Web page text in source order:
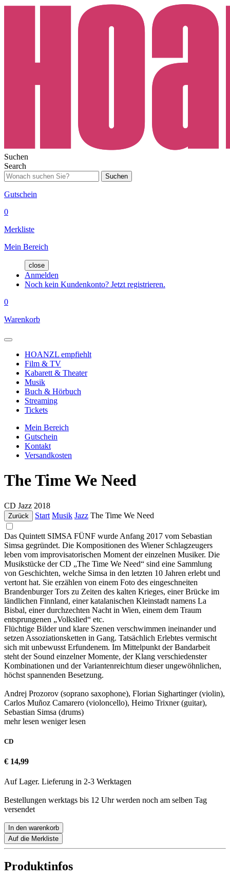
Suchen
Search
Suchen
Gutschein
0
Merkliste
Mein Bereich
close
Anmelden
Noch kein Kundenkonto? Jetzt registrieren.
0
Warenkorb
HOANZL empfiehlt
Film & TV
Kabarett & Theater
Musik
Buch & Hörbuch
Streaming
Tickets
Mein Bereich
Gutschein
Kontakt
Versandkosten
The Time We Need
CD Jazz 2018
Zurück Start Musik Jazz The Time We Need
Das Quintett SIMSA FÜNF wurde Anfang 2017 vom Sebastian
Simsa gegründet. Die Kompositionen des Wiener Schlagzeugers
leben vom improvisatorischen Moment der einzelnen Musiker. Die
Musikstücke der CD „The Time We Need“ sind eine Sammlung
von Geschichten, welche Simsa in den letzten 10 Jahren erlebt und
vertont hat. Sie erzählen von einem Foto des eingeschneiten
Brandenburger Tors zu Zeiten des kalten Krieges, einer Brücke im
ländlichen Finnland, einer katalanischen Kleinstadt namens La
Bisbal, einer durchzechten Nacht in Wien, einem dem Traum
entsprungenen „Volkslied“ etc.
Flüchtige Bilder und klare Szenen verschwimmen ineinander und
setzen Assoziationsketten in Gang. Tatsächlich Erlebtes vermischt
sich mit unbewusst Erfundenem. Im Mittelpunkt der Bandarbeit
steht der Sound einzelner Momente, der Klang verschiedenster
Kombinationen und der Variantenreichtum dieser ungewöhnlichen,
höchst spannenden Besetzung.
Andrej Prozorov (soprano saxophone), Florian Sighartinger (violin),
Carlos Muñoz Camarero (violoncello), Heimo Trixner (guitar),
Sebastian Simsa (drums)
mehr lesen weniger lesen
CD
€ 14,99
Auf Lager. Lieferung in 2-3 Werktagen
Bestellungen werktags bis 12 Uhr werden noch am selben Tag
versendet
In den warenkorb
Auf die Merkliste
Produktinfos